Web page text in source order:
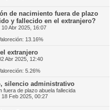
de nacimiento fuera de plazo
y fallecido en el extranjero?
10 Abr 2025, 16:07
13.16%
extranjero
Abr 2025, 12:40
5.26%
silencio administrativo
fuera de plazo abuela fallecida
18 Feb 2025, 00:27